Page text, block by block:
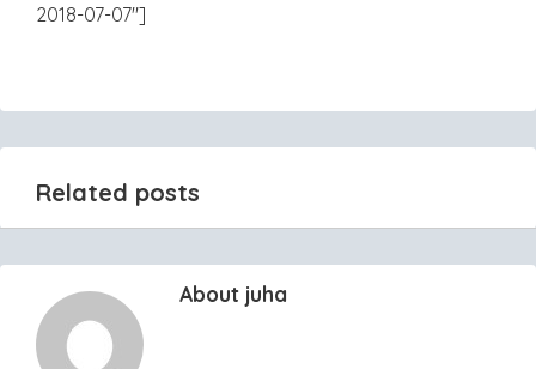
2018-07-07″]
Related posts
About juha